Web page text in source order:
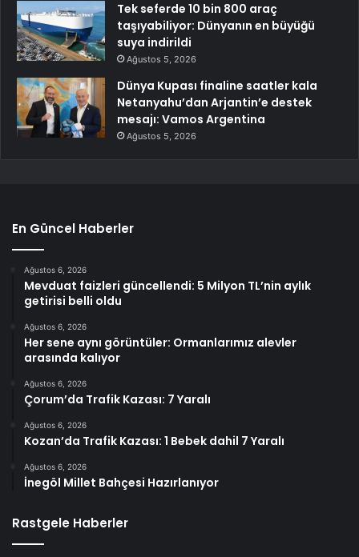
Tek seferde 10 bin 800 araç
taşıyabiliyor: Dünyanın en büyüğü
suya indirildi
Ağustos 5, 2026
Dünya Kupası finaline saatler kala
Netanyahu’dan Arjantin’e destek
mesajı: Vamos Argentina
Ağustos 5, 2026
En Güncel Haberler
Ağustos 6, 2026
Mevduat faizleri güncellendi: 5 Milyon TL’nin aylık
getirisi belli oldu
Ağustos 6, 2026
Her sene aynı görüntüler: Ormanlarımız alevler
arasında kalıyor
Ağustos 6, 2026
Çorum’da Trafik Kazası: 7 Yaralı
Ağustos 6, 2026
Kozan’da Trafik Kazası: 1 Bebek dahil 7 Yaralı
Ağustos 6, 2026
İnegöl Millet Bahçesi Hazırlanıyor
Rastgele Haberler